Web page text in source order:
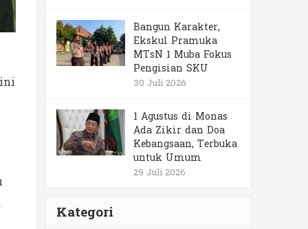
Bangun Karakter,
Ekskul Pramuka
MTsN 1 Muba Fokus
Pengisian SKU
30 Juli 2026
1 Agustus di Monas
Ada Zikir dan Doa
Kebangsaan, Terbuka
untuk Umum
29 Juli 2026
Kategori